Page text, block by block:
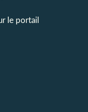
le portail